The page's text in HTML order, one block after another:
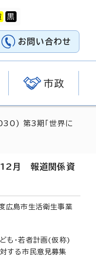
お問い合わせ
市政
第3期「世界に
月 報道関係資
広島市生活衛生事業
も・若者計画(仮称)
する市民意見募集